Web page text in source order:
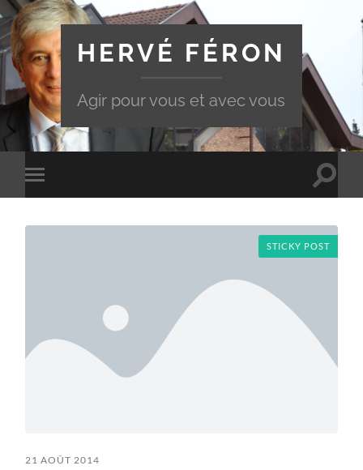
HERVÉ FÉRON
Agir pour vous et avec vous
Toggle
mobile
Toggle
STICKY POST
21 AOÛT 2014